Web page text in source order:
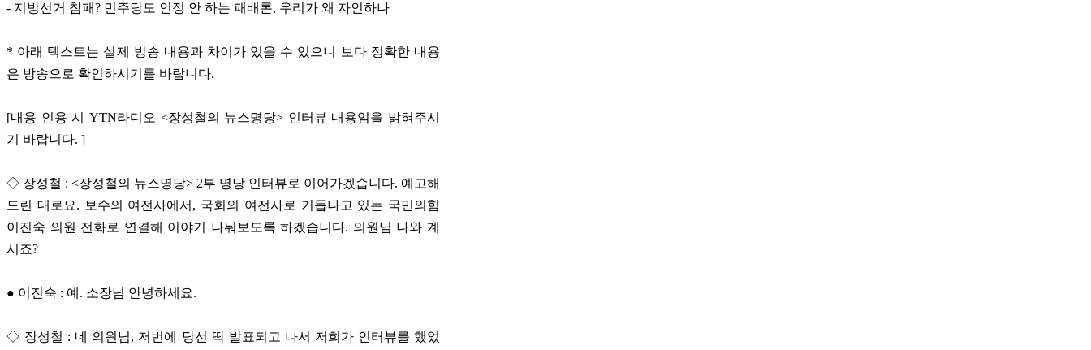
- 지방선거 참패? 민주당도 인정 안 하는 패배론, 우리가 왜 자인하나
* 아래 텍스트는 실제 방송 내용과 차이가 있을 수 있으니 보다 정확한 내용
은 방송으로 확인하시기를 바랍니다.
[내용 인용 시 YTN라디오 <장성철의 뉴스명당> 인터뷰 내용임을 밝혀주시
기 바랍니다. ]
◇ 장성철 : <장성철의 뉴스명당> 2부 명당 인터뷰로 이어가겠습니다. 예고해
드린 대로요. 보수의 여전사에서, 국회의 여전사로 거듭나고 있는 국민의힘
이진숙 의원 전화로 연결해 이야기 나눠보도록 하겠습니다. 의원님 나와 계
시죠?
● 이진숙 : 예. 소장님 안녕하세요.
◇ 장성철 : 네 의원님, 저번에 당선 딱 발표되고 나서 저희가 인터뷰를 했었